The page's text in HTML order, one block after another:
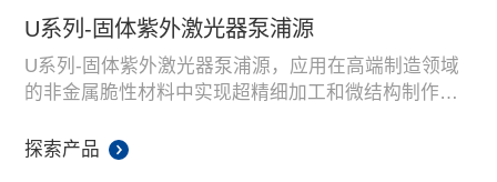
U系列-固体紫外激光器泵浦源
U系列-固体紫外激光器泵浦源，应用在高端制造领域
的非金属脆性材料中实现超精细加工和微结构制作。
纤芯径200-400um。产品以高亮度、高功率、高性价
探索产品